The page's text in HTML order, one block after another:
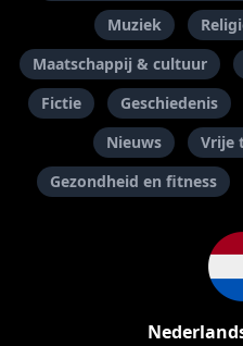
Muziek
Maatschappij & cultuur
Fictie
Geschiedenis
Nieuws
Vrije
Gezondheid en fitness